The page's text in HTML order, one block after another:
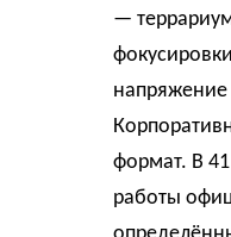
—
формат. В
работы